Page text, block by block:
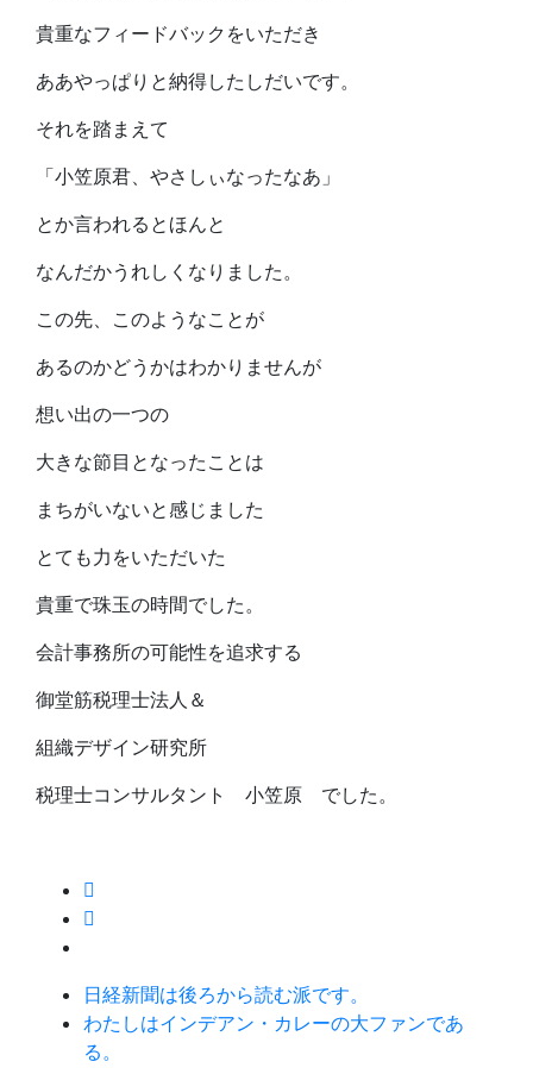
貴重なフィードバックをいただき
ああやっぱりと納得したしだいです。
それを踏まえて
「小笠原君、やさしぃなったなあ」
とか言われるとほんと
なんだかうれしくなりました。
この先、このようなことが
あるのかどうかはわかりませんが
想い出の一つの
大きな節目となったことは
まちがいないと感じました
とても力をいただいた
貴重で珠玉の時間でした。
会計事務所の可能性を追求する
御堂筋税理士法人＆
組織デザイン研究所
税理士コンサルタント 小笠原 でした。
日経新聞は後ろから読む派です。
わたしはインデアン・カレーの大ファンであ
る。